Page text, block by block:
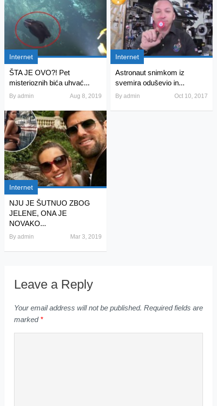
Internet
ŠTA JE OVO?! Pet
misterioznih bića uhvać...
By admin Aug 8, 2019
Internet
Astronaut snimkom iz
svemira oduševio in...
Byadmin Oct 10, 2017
Internet
NJU JE ŠUTNUO ZBOG
JELENE, ONA JE
NOVAKO...
By admin Mar 3, 2019
Leave a Reply
Your email address will not be published. Required fields are
marked *